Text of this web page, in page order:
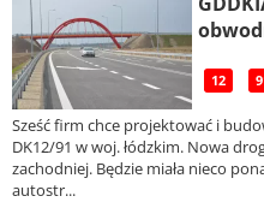
12
Sześć firm chce projektować i
DK12/91 w woj. łódzkim. Nowa
zachodniej. Będzie miała nieco
autostr...